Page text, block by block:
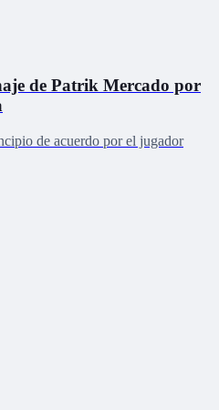
de Patrik Mercado por
de acuerdo por el jugador